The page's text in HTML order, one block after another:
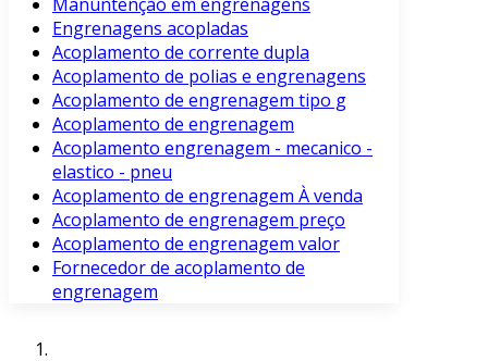
Engrenagens acopladas
Acoplamento de corrente dupla
Acoplamento de polias e engrenagens
Acoplamento de engrenagem tipo g
Acoplamento de engrenagem
Acoplamento engrenagem - mecanico -
elastico - pneu
Acoplamento de engrenagem À venda
Acoplamento de engrenagem preço
Acoplamento de engrenagem valor
Fornecedor de acoplamento de
engrenagem